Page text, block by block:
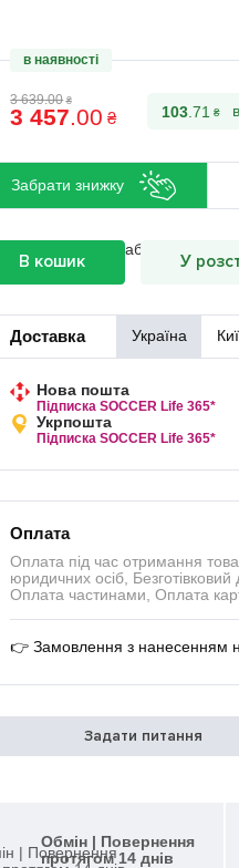
в наявності
3 639.00 ₴
3 457.00 ₴ 103 .71 ₴
Забрати знижку
В кошик У
Доставка Україна
Нова пошта
Підписка SOCCER Life 365*
Укрпошта
Підписка SOCCER Life 365*
Оплата
Оплата під час отримання
юридичних осіб,
Оплата частинами, Оплата
👉 Замовлення з нанесенням
Задати питання
Обмін | Повернення
протягом 14 днів